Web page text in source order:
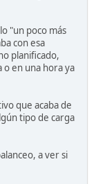
"un poco más
con esa
planificado,
o en una hora ya
que acaba de
tipo de carga
a ver si